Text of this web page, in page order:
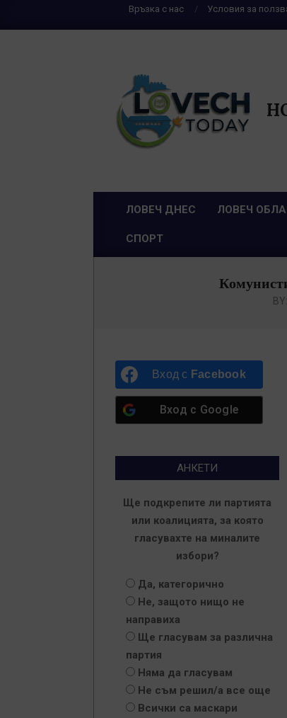
Връзка с нас Условия за
Primary
ЛОВЕЧ ДНЕС ЛОВЕЧ
СПОРТ
BY:
Вход с Facebook
Вход с Google
АНКЕТИ
Ще подкрепите ли партията
или коалицията, за която
гласувахте на миналите
избори?
Да, категорично
Не, защото нищо не
направиха
Ще гласувам за различна
партия
Няма да гласувам
Не съм решил/а все още
Всички са маскари